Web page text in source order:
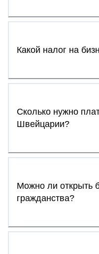
Какой налог на
Сколько нужно
Швейцарии?
Можно ли открыть
гражданства?